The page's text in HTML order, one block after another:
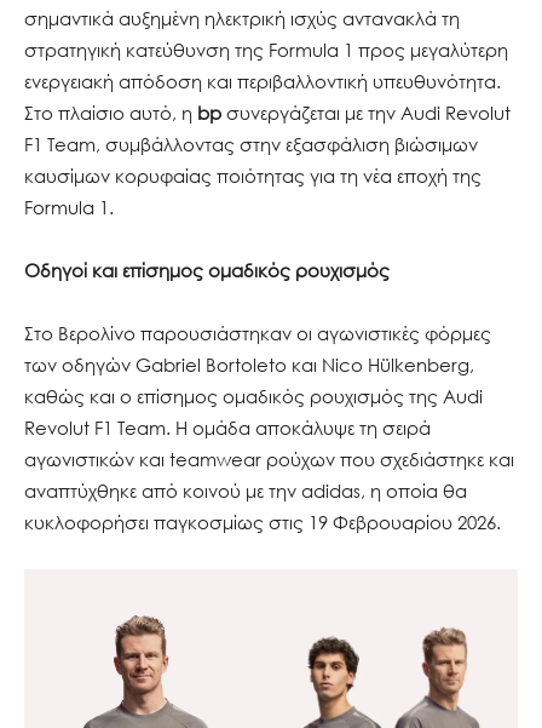
σημαντικά αυξημένη ηλεκτρική ισχύς αντανακλά τη
στρατηγική κατεύθυνση της Formula 1 προς μεγαλύτερη
ενεργειακή απόδοση και περιβαλλοντική υπευθυνότητα.
Στο πλαίσιο αυτό, η bp συνεργάζεται με την Audi Revolut
F1 Team, συμβάλλοντας στην εξασφάλιση βιώσιμων
καυσίμων κορυφαίας ποιότητας για τη νέα εποχή της
Formula 1.
Οδηγοί και επίσημος ομαδικός ρουχισμός
Στο Βερολίνο παρουσιάστηκαν οι αγωνιστικές φόρμες
των οδηγών Gabriel Bortoleto και Nico Hülkenberg,
καθώς και ο επίσημος ομαδικός ρουχισμός της Audi
Revolut F1 Team. Η ομάδα αποκάλυψε τη σειρά
αγωνιστικών και teamwear ρούχων που σχεδιάστηκε και
αναπτύχθηκε από κοινού με την adidas, η οποία θα
κυκλοφορήσει παγκοσμίως στις 19 Φεβρουαρίου 2026.